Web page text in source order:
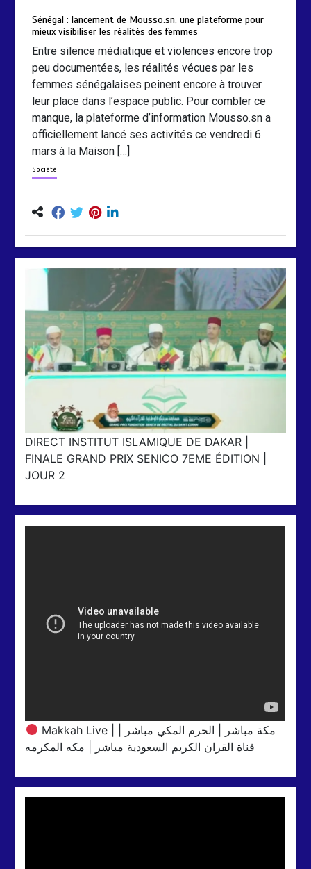
Sénégal : lancement de Mousso.sn, une plateforme pour
mieux visibiliser les réalités des femmes
Entre silence médiatique et violences encore trop
peu documentées, les réalités vécues par les
femmes sénégalaises peinent encore à trouver
leur place dans l’espace public. Pour combler ce
manque, la plateforme d’information Mousso.sn a
officiellement lancé ses activités ce vendredi 6
mars à la Maison […]
Société
DIRECT INSTITUT ISLAMIQUE DE DAKAR |
FINALE GRAND PRIX SENICO 7EME ÉDITION |
JOUR 2
Makkah Live | مكة مباشر | الحرم المكي مباشر |
قناة القران الكريم السعودية مباشر | مكه المكرمه